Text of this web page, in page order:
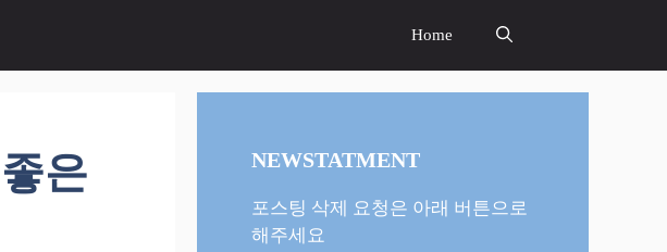
Home
은
NEWSTATMENT
포스팅 삭제 요청은 아래 버튼으로
해주세요